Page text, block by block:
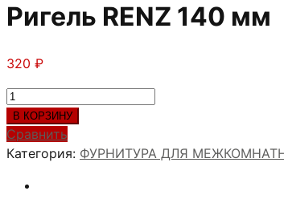
Ригель RENZ 140 мм
320 ₽
Количество
товара
Ригель
RENZ
В КОРЗИНУ
Сравнить
Категория: ФУРНИТУРА ДЛЯ